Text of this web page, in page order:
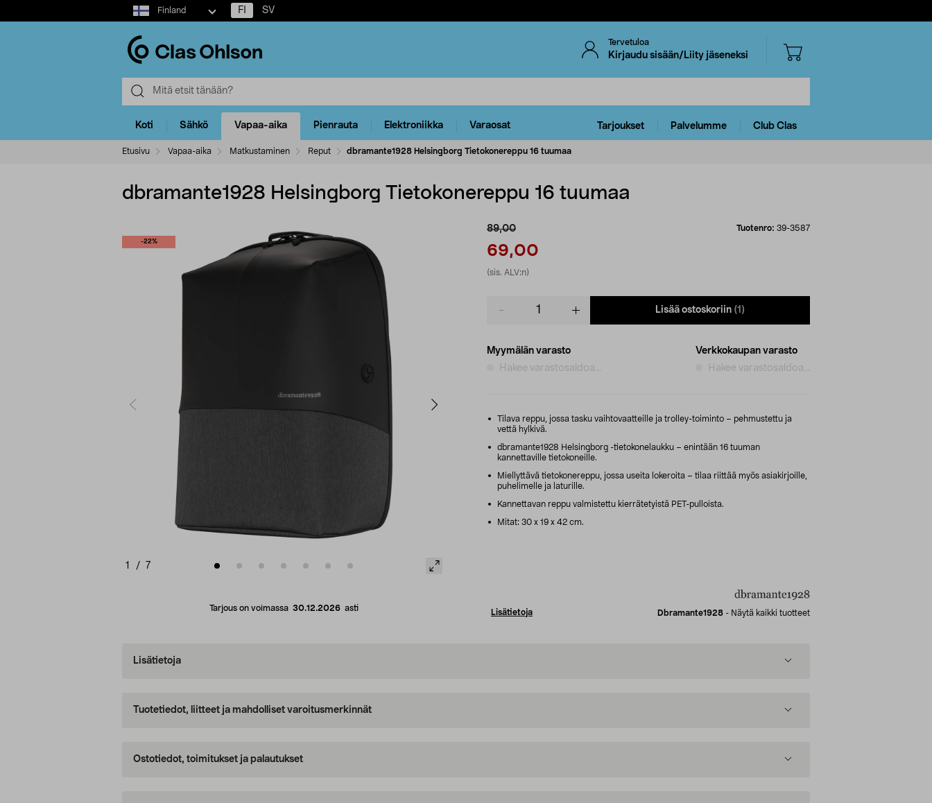
Select
market
Finland FI SV
Tervetuloa
Kirjaudu sisään/Liity jäseneksi
Koti Sähkö Vapaa-aika Pienrauta Elektroniikka Varaosat Tarjoukset Palvelumme Club Clas
Etusivu Vapaa-aika Matkustaminen Reput dbramante1928 Helsingborg Tietokonereppu 16 tuumaa
dbramante1928 Helsingborg Tietokonereppu 16 tuumaa
-22%
1 / 7
Tarjous on voimassa 30.12.2026asti
89,00
69,00
(sis. ALV:n)
Tuotenro: 39-3587
Lisää ostoskoriin (1)
Myymälän varasto
Hakee varastosaldoa...
Verkkokaupan varasto
Hakee varastosaldoa...
Tilava reppu, jossa tasku vaihtovaatteille ja trolley-toiminto – pehmustettu ja
vettä hylkivä.
dbramante1928 Helsingborg -tietokonelaukku – enintään 16 tuuman
kannettaville tietokoneille.
Miellyttävä tietokonereppu, jossa useita lokeroita – tilaa riittää myös asiakirjoille,
puhelimelle ja laturille.
Kannettavan reppu valmistettu kierrätetyistä PET-pulloista.
Mitat: 30 x 19 x 42 cm.
Lisätietoja Dbramante1928 - Näytä kaikki tuotteet
Lisätietoja
Tuotetiedot, liitteet ja mahdolliset varoitusmerkinnät
Ostotiedot, toimitukset ja palautukset